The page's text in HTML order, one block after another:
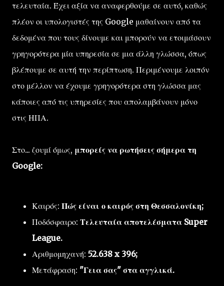
τελευταία. Έχει αξία να αναφερθούμε σε αυτό, καθώς
πλέον οι υπολογιστές της Google μαθαίνουν από τα
δεδομένα που τους δίνουμε και μπορούν να ετοιμάσουν
γρηγορότερα μία υπηρεσία σε μια άλλη γλώσσα, όπως
βλέπουμε σε αυτή την περίπτωση. Περιμένουμε λοιπόν
στο μέλλον να έχουμε γρηγορότερα στη γλώσσα μας
κάποιες από τις υπηρεσίες που απολαμβάνουν μόνο
στις ΗΠΑ.
Στο... ζουμί όμως, μπορείς να ρωτήσεις σήμερα τη
Google:
Καιρός: Πώς είναι ο καιρός στη Θεσσαλονίκη;
Ποδόσφαιρο: Τελευταία αποτελέσματα Super
League.
Αριθμομηχανή: 52.638 x 396;
Μετάφραση: "Γεια σας" στα αγγλικά.